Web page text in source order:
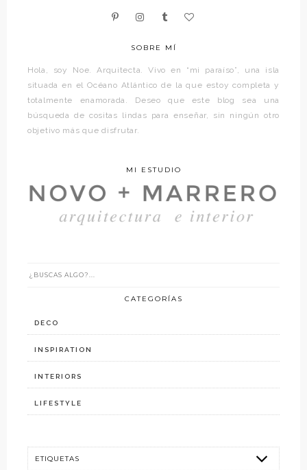
SOBRE MÍ
Hola, soy Noe. Arquitecta. Vivo en “mi paraíso”, una isla
situada en el Océano Atlántico de la que estoy completa y
totalmente enamorada. Deseo que este blog sea una
búsqueda de cositas lindas para enseñar, sin ningún otro
objetivo más que disfrutar.
MI ESTUDIO
CATEGORÍAS
DECO
INSPIRATION
INTERIORS
LIFESTYLE